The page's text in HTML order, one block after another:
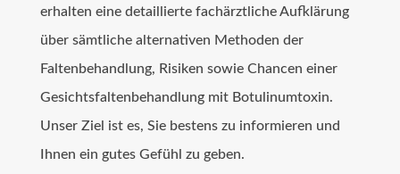
erhalten eine detaillierte fachärztliche Aufklärung
über sämtliche alternativen Methoden der
Faltenbehandlung, Risiken sowie Chancen einer
Gesichtsfaltenbehandlung mit Botulinumtoxin.
Unser Ziel ist es, Sie bestens zu informieren und
Ihnen ein gutes Gefühl zu geben.